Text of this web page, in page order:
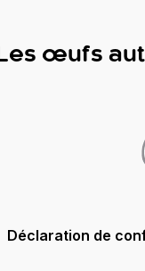
œufs
Déclaration de